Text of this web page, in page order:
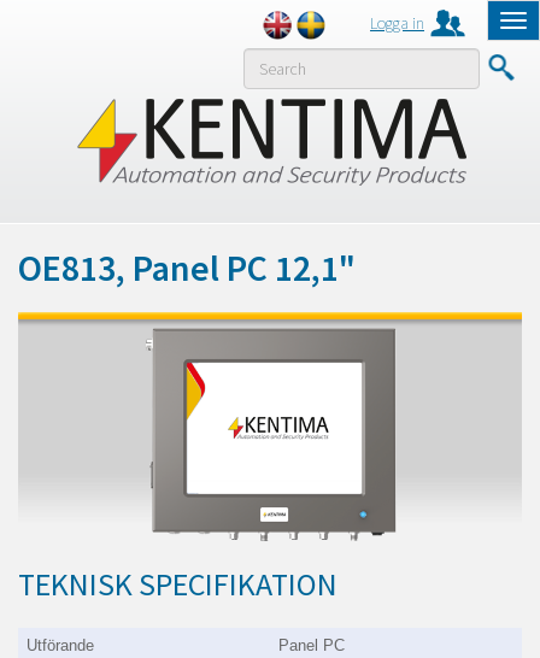
Logga in
MENY
OE813, Panel PC 12,1"
TEKNISK SPECIFIKATION
Utförande
Panel PC